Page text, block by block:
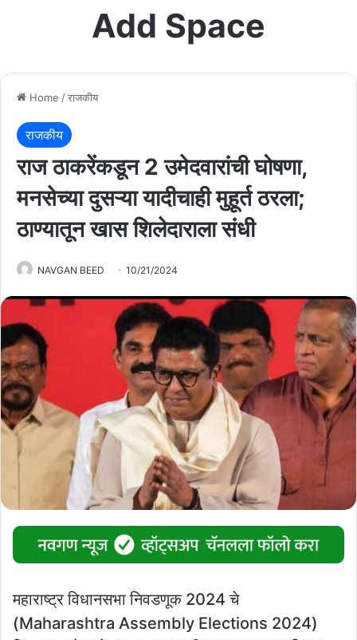
Add Space
Home /राजकीय
राजकीय
राज ठाकरेंकडून 2 उमेदवारांची घोषणा,
मनसेच्या दुसऱ्या यादीचाही मुहूर्त ठरला;
ठाण्यातून खास शिलेदाराला संधी
NAVGAN BEED 10/21/2024
महाराष्ट्र विधानसभा निवडणूक 2024 चे
(Maharashtra Assembly Elections 2024)